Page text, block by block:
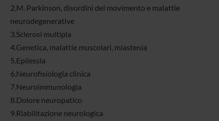
2.M. Parkinson, disordini del movimento e malattie
neurodegenerative
3.Sclerosi multipla
4.Genetica, malattie muscolari, miastenia
5.Epilessia
6.Neurofisiologia clinica
7.Neuroimmunologia
8.Dolore neuropatico
9.Riabilitazione neurologica